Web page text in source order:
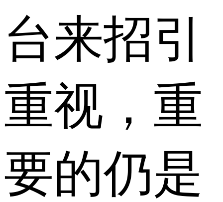
台来招引
重视，重
要的仍是